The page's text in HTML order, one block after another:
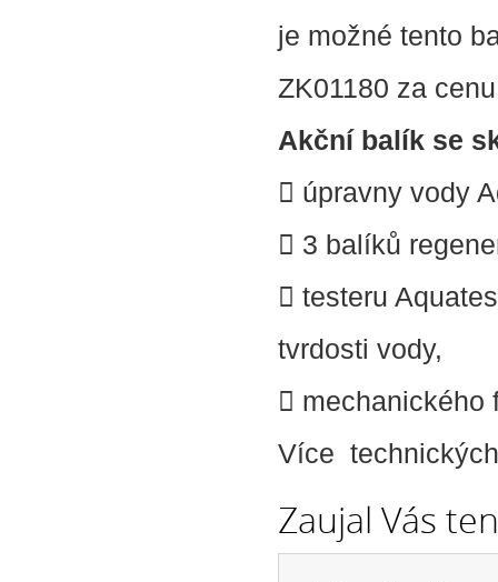
je možné tento
ZK01180 za
Akční balík se
 úpravny vody
 3 balíků
 testeru
tvrdosti vody,
 mechanického
Více
Zaujal Vás